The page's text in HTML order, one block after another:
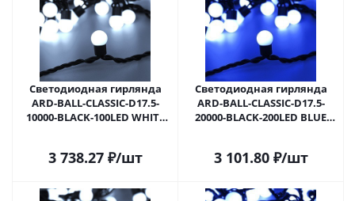
Светодиодная гирлянда
ARD-BALL-CLASSIC-D17.5-
10000-BLACK-100LED WHITE
3 738.27₽/шт
Светодиодная гирлянда
ARD-BALL-CLASSIC-D17.5-
20000-BLACK-200LED BLUE
3 101.80₽/шт